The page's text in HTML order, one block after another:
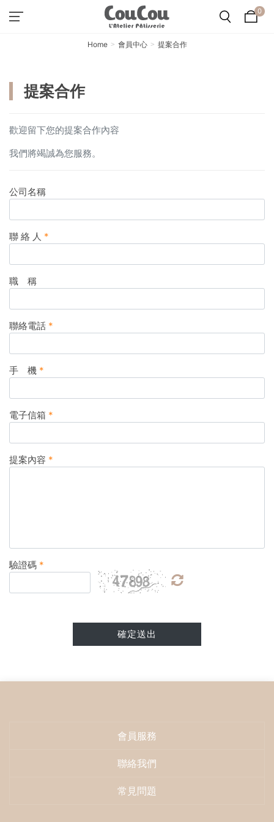
0
Home 會員中心 提案合作
提案合作
歡迎留下您的提案合作內容
我們將竭誠為您服務。
公司名稱
聯 絡 人 *
職 稱
聯絡電話 *
手 機 *
電子信箱 *
提案內容 *
驗證碼 *
確定送出
會員服務
聯絡我們
常見問題